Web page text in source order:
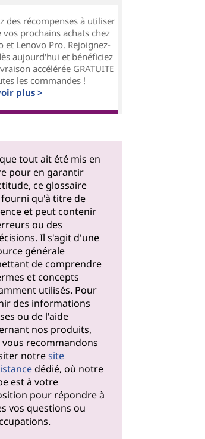
des récompenses à utiliser
vos prochains achats chez
et Lenovo Pro. Rejoignez-
aujourd'hui et bénéficiez
accélérée GRATUITE
les commandes !
plus >
tout ait été mis en
pour en garantir
ce glossaire
qu'à titre de
et peut contenir
ou des
Il s'agit d'une
générale
de comprendre
et concepts
utilisés. Pour
des informations
ou de l'aide
nos produits,
vous recommandons
notresite
dédié, où notre
est à votre
pour répondre à
vos questions ou